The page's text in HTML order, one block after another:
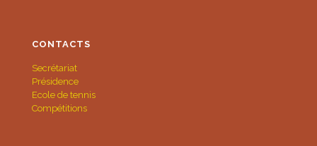
CONTACTS
Secrétariat
Présidence
Ecole de tennis
Compétitions